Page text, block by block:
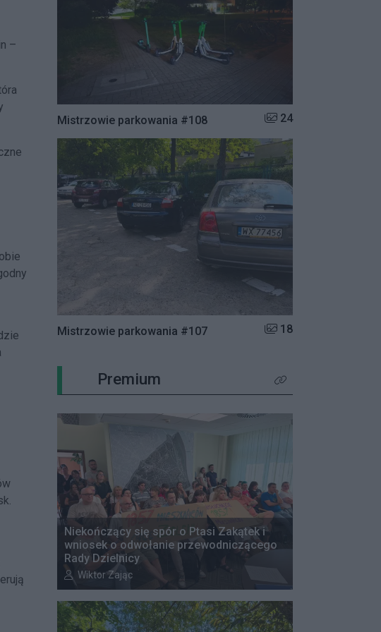
–
Mistrzowie parkowania #108 Liczba zdjęć w galerii:
24
Mistrzowie parkowania #107 Liczba zdjęć w galerii:
18
Premium Kliknij aby zobaczyć
Niekończący się spór o Ptasi Zakątek i
wniosek o odwołanie przewodniczącego
Rady Dzielnicy
Autor artykułu:
Wiktor Zając